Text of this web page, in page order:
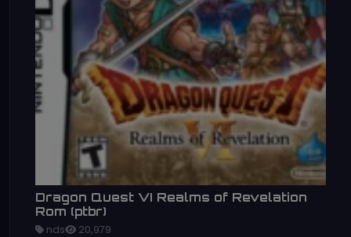
Dragon Quest VI Realms of Revelation
Rom (ptbr)
nds 20,979